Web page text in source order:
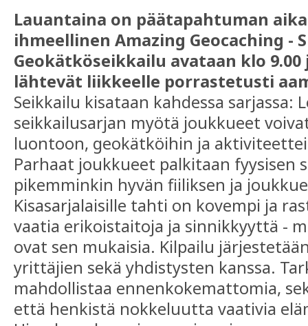
Lauantaina on päätapahtuman
ihmeellinen Amazing Geocaching -
Geokätköseikkailu avataan klo
lähtevät liikkeelle porrastetusti
Seikkailu kisataan kahdessa sarjassa:
seikkailusarjan myötä joukkueet
luontoon, geokätköihin ja
Parhaat joukkueet palkitaan fyysisen
pikemminkin hyvän fiiliksen ja
Kisasarjalaisille tahti on kovempi ja
vaatia erikoistaitoja ja sinnikkyyttä -
ovat sen mukaisia. Kilpailu
yrittäjien sekä yhdistysten kanssa.
mahdollistaa ennenkokemattomia,
että henkistä nokkeluutta vaativia